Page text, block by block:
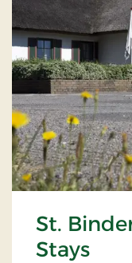
St.
Stays